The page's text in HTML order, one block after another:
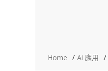
Home Ai 應用